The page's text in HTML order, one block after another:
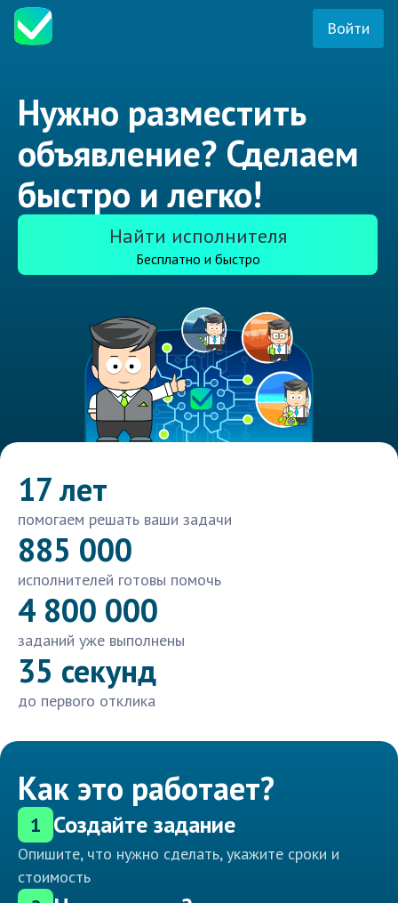
Войти
Нужно разместить
объявление? Сделаем
быстро и легко!
Найти исполнителя
Бесплатно и быстро
17 лет
помогаем решать ваши задачи
885 000
исполнителей готовы помочь
4 800 000
заданий уже выполнены
35 секунд
до первого отклика
Как это работает?
1 Создайте задание
Опишите, что нужно сделать, укажите сроки и
стоимость